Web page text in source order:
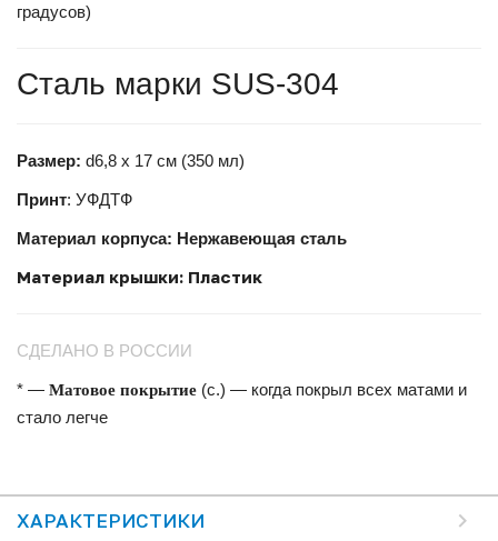
градусов)
Сталь марки SUS-304
Размер: d6,8 х 17 см (350 мл)
Принт: УФДТФ
Материал корпуса: Нержавеющая сталь
Материал крышки: Пластик
СДЕЛАНО В РОССИИ
* — Матовое покрытие (с.) — когда покрыл всех матами и
стало легче
ХАРАКТЕРИСТИКИ